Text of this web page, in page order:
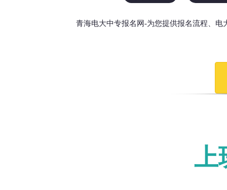
青海电大中专报名网-为您提供报名流程、
上